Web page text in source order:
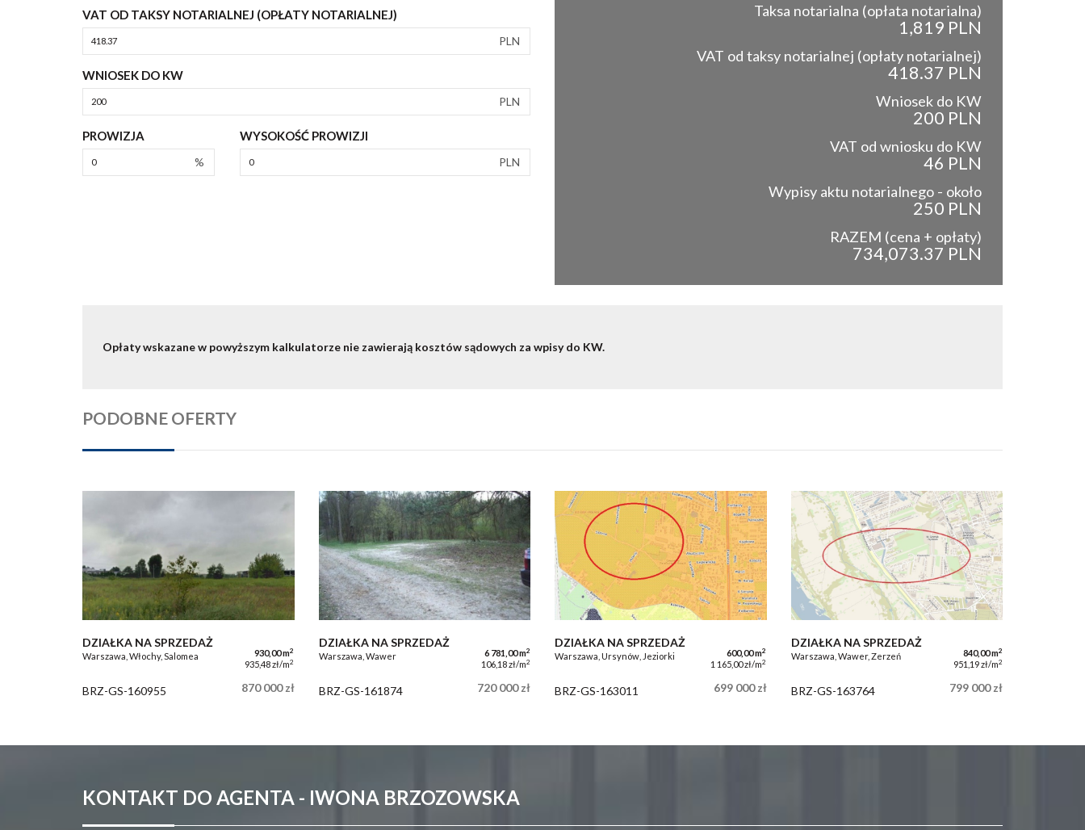
VAT OD TAKSY NOTARIALNEJ (OPŁATY NOTARIALNEJ)
PLN
WNIOSEK DO KW
PLN
PROWIZJA
%
WYSOKOŚĆ PROWIZJI
PLN
Taksa notarialna (opłata notarialna)
1,819 PLN
VAT od taksy notarialnej (opłaty notarialnej)
418.37 PLN
Wniosek do KW
200 PLN
VAT od wniosku do KW
46 PLN
Wypisy aktu notarialnego - około
250 PLN
RAZEM (cena + opłaty)
734,073.37 PLN
Opłaty wskazane w powyższym kalkulatorze nie zawierają kosztów sądowych za wpisy do KW.
PODOBNE OFERTY
DZIAŁKA NA SPRZEDAŻ
Warszawa, Włochy, Salomea 930,00 m2
935,48 zł/m2
BRZ-GS-160955 870 000 zł
DZIAŁKA NA SPRZEDAŻ
Warszawa, Wawer 6 781,00 m2
106,18 zł/m2
BRZ-GS-161874 720 000 zł
DZIAŁKA NA SPRZEDAŻ
Warszawa, Ursynów, Jeziorki 600,00 m2
1 165,00 zł/m2
BRZ-GS-163011 699 000 zł
DZIAŁKA NA SPRZEDAŻ
Warszawa, Wawer, Zerzeń 840,00 m2
951,19 zł/m2
BRZ-GS-163764 799 000 zł
KONTAKT DO AGENTA - IWONA BRZOZOWSKA